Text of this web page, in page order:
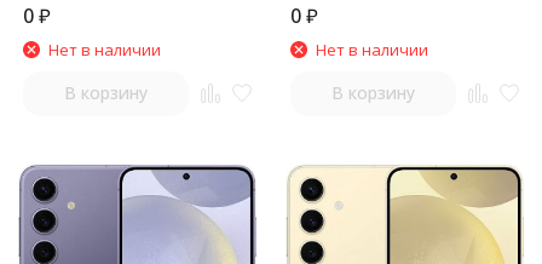
0₽
Нет в наличии
В корзину
0₽
Нет в наличии
В корзину